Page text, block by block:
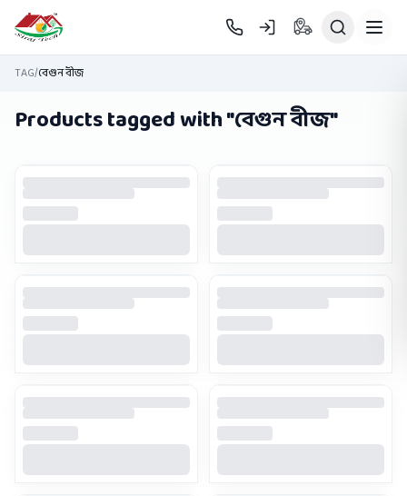
Skip to main content
TAG/বেগুন বীজ
Products tagged with "বেগুন বীজ"